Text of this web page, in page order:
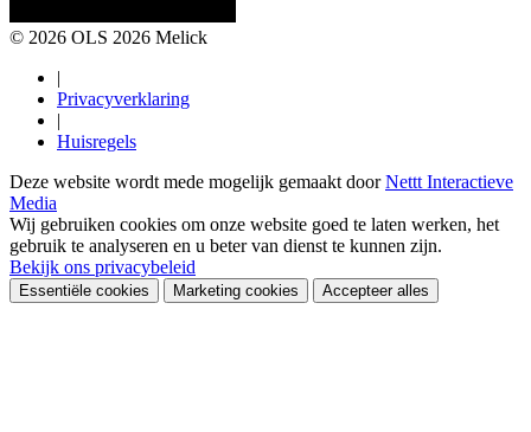
© 2026 OLS 2026 Melick
|
Privacyverklaring
|
Huisregels
Deze website wordt mede mogelijk gemaakt doorNettt Interactieve
Media
Wij gebruiken cookies om onze website goed te laten werken, het
gebruik te analyseren en u beter van dienst te kunnen zijn.
Bekijk ons privacybeleid
Essentiële cookies Marketing cookies Accepteer alles